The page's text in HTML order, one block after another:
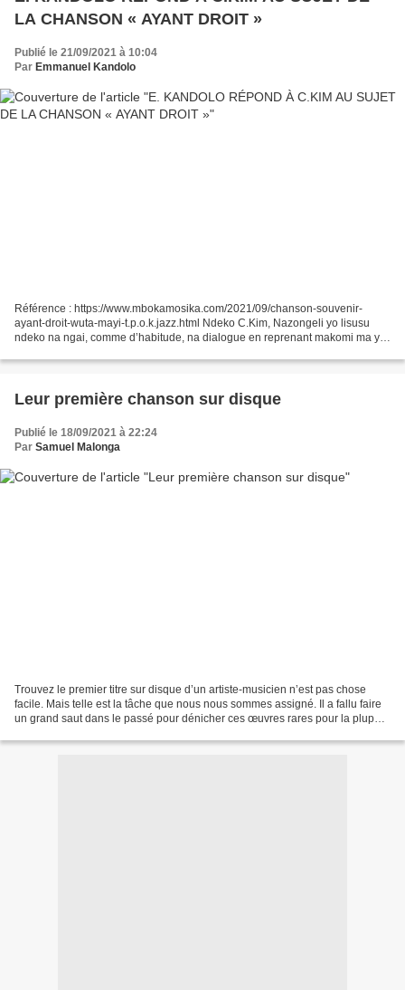
LA CHANSON « AYANT DROIT »
Publié le 21/09/2021 à 10:04
Par Emmanuel Kandolo
Référence : https://www.mbokamosika.com/2021/09/chanson-souvenir-
ayant-droit-wuta-mayi-t.p.o.k.jazz.html Ndeko C.Kim, Nazongeli yo lisusu
ndeko na ngai, comme d’habitude, na dialogue en reprenant makomi ma yo.
Leur première chanson sur disque
Publié le 18/09/2021 à 22:24
Par Samuel Malonga
Trouvez le premier titre sur disque d’un artiste-musicien n’est pas chose
facile. Mais telle est la tâche que nous nous sommes assigné. Il a fallu faire
un grand saut dans le passé pour dénicher ces œuvres rares pour la plupart